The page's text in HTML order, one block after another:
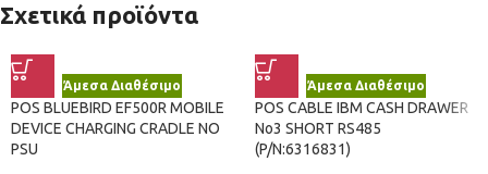
Σχετικά προϊόντα
Άμεσα Διαθέσιμο
POS BLUEBIRD EF500R MOBILE
DEVICE CHARGING CRADLE NO
PSU
Άμεσα Διαθέσιμο
POS CABLE IBM CASH DRAWER
No3 SHORT RS485
(P/N:6316831)